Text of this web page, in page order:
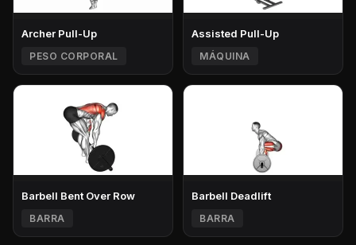
Archer Pull-Up
PESO CORPORAL
Assisted Pull-Up
MÁQUINA
Barbell Bent Over Row
BARRA
Barbell Deadlift
BARRA